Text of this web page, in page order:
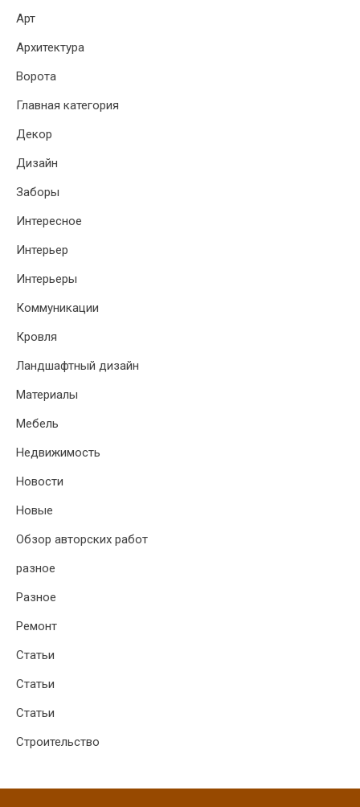
Арт
Архитектура
Ворота
Главная категория
Декор
Дизайн
Заборы
Интересное
Интерьер
Интерьеры
Коммуникации
Кровля
Ландшафтный дизайн
Материалы
Мебель
Недвижимость
Новости
Новые
Обзор авторских работ
разное
Разное
Ремонт
Статьи
Статьи
Статьи
Строительство